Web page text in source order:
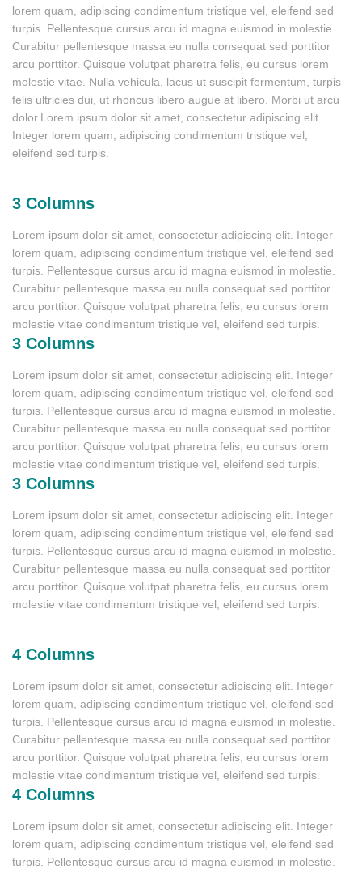
lorem quam, adipiscing condimentum tristique vel, eleifend sed
turpis. Pellentesque cursus arcu id magna euismod in molestie.
Curabitur pellentesque massa eu nulla consequat sed porttitor
arcu porttitor. Quisque volutpat pharetra felis, eu cursus lorem
molestie vitae. Nulla vehicula, lacus ut suscipit fermentum, turpis
felis ultricies dui, ut rhoncus libero augue at libero. Morbi ut arcu
dolor.Lorem ipsum dolor sit amet, consectetur adipiscing elit.
Integer lorem quam, adipiscing condimentum tristique vel,
eleifend sed turpis.
3 Columns
Lorem ipsum dolor sit amet, consectetur adipiscing elit. Integer
lorem quam, adipiscing condimentum tristique vel, eleifend sed
turpis. Pellentesque cursus arcu id magna euismod in molestie.
Curabitur pellentesque massa eu nulla consequat sed porttitor
arcu porttitor. Quisque volutpat pharetra felis, eu cursus lorem
molestie vitae condimentum tristique vel, eleifend sed turpis.
3 Columns
Lorem ipsum dolor sit amet, consectetur adipiscing elit. Integer
lorem quam, adipiscing condimentum tristique vel, eleifend sed
turpis. Pellentesque cursus arcu id magna euismod in molestie.
Curabitur pellentesque massa eu nulla consequat sed porttitor
arcu porttitor. Quisque volutpat pharetra felis, eu cursus lorem
molestie vitae condimentum tristique vel, eleifend sed turpis.
3 Columns
Lorem ipsum dolor sit amet, consectetur adipiscing elit. Integer
lorem quam, adipiscing condimentum tristique vel, eleifend sed
turpis. Pellentesque cursus arcu id magna euismod in molestie.
Curabitur pellentesque massa eu nulla consequat sed porttitor
arcu porttitor. Quisque volutpat pharetra felis, eu cursus lorem
molestie vitae condimentum tristique vel, eleifend sed turpis.
4 Columns
Lorem ipsum dolor sit amet, consectetur adipiscing elit. Integer
lorem quam, adipiscing condimentum tristique vel, eleifend sed
turpis. Pellentesque cursus arcu id magna euismod in molestie.
Curabitur pellentesque massa eu nulla consequat sed porttitor
arcu porttitor. Quisque volutpat pharetra felis, eu cursus lorem
molestie vitae condimentum tristique vel, eleifend sed turpis.
4 Columns
Lorem ipsum dolor sit amet, consectetur adipiscing elit. Integer
lorem quam, adipiscing condimentum tristique vel, eleifend sed
turpis. Pellentesque cursus arcu id magna euismod in molestie.